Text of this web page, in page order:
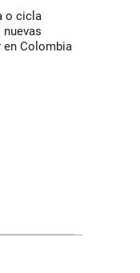
o cicla
en Colombia